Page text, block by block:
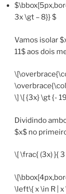
3x \gt – 8}} $
Vamos isolar
11$ aos dois
\] \[ {3x} \gt {-
Dividindo
$x$ no
\[ \frac{ (3x) }{
\left\{ x \in R |